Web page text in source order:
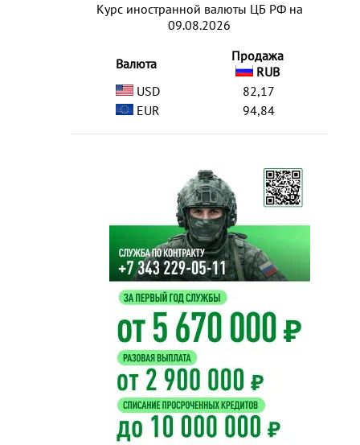
Курс иностранной валюты ЦБ РФ на
09.08.2026
Валюта
Продажа
RUB
USD
82,17
EUR
94,84